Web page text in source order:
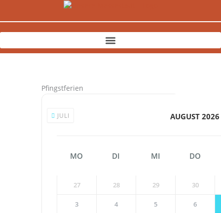
Pfingstferien
JULI AUGUST 2026
MO DI MI DO
27 28 29 30
3 4 5 6